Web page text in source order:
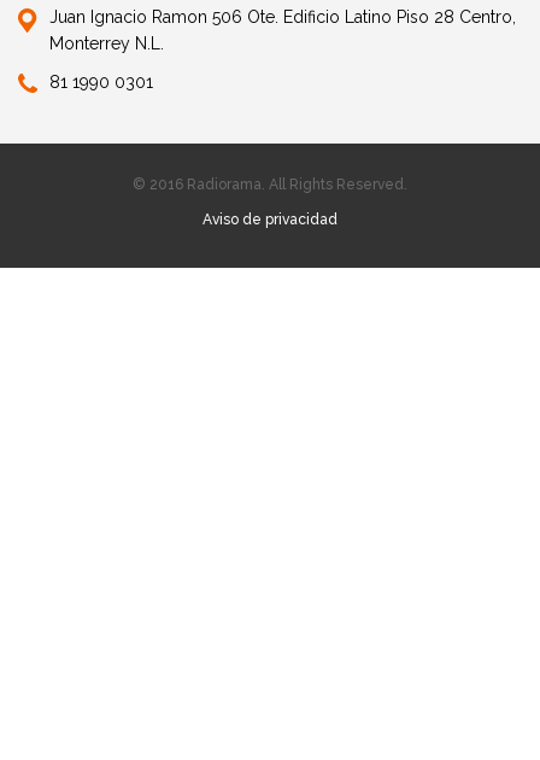
Juan Ignacio Ramon 506 Ote. Edificio Latino Piso 28 Centro,
Monterrey N.L.
81 1990 0301
© 2016 Radiorama. All Rights Reserved.
Aviso de privacidad